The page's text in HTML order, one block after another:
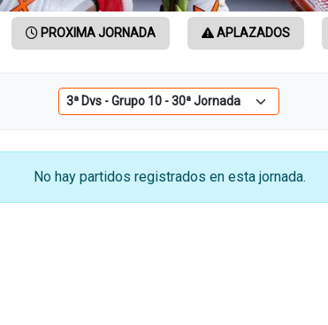
PROXIMA JORNADA APLAZADOS
No hay partidos registrados en esta jornada.